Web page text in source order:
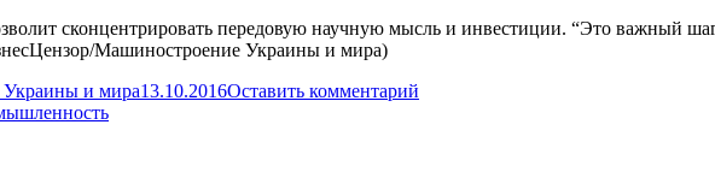
сконцентрировать передовую научную мысль и инвестиции. “Это важный
Машиностроение Украины и мира)
и мира13.10.2016Оставить комментарий